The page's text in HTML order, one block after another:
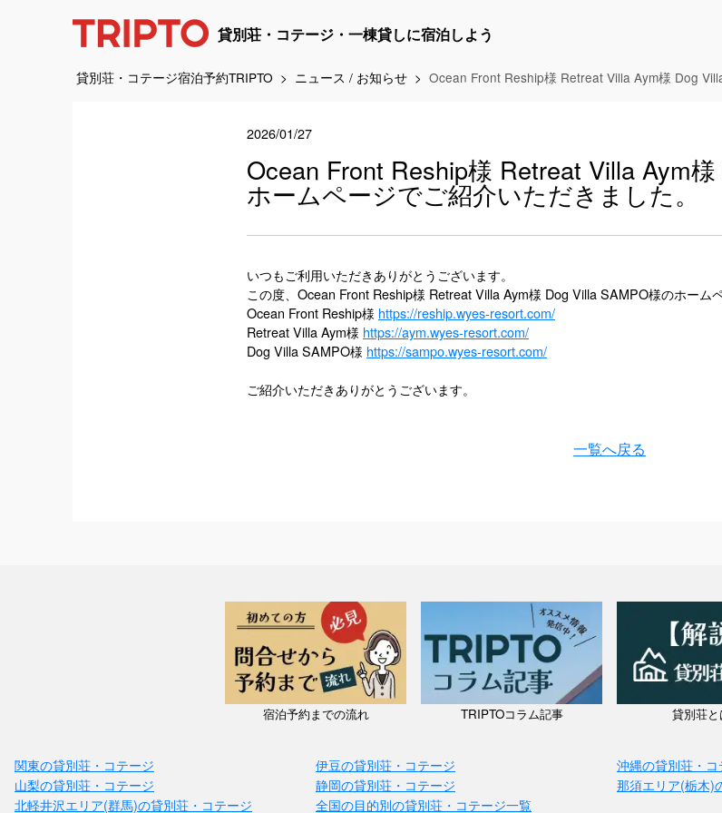
貸別荘・コテージ・一棟貸しに宿泊しよう
貸別荘・コテージ宿泊予約TRIPTO ニュース / お知らせ Ocean Front Reship様 Retreat Villa Aym様 Dog
2026/01/27
Ocean Front Reship様 Retreat Villa Aym
ホームページでご紹介いただきました。
いつもご利用いただきありがとうございます。
この度、Ocean Front Reship様 Retreat Villa Aym様 Dog Villa SAMPO様のホーム
Ocean Front Reship様 https://reship.wyes-resort.com/
Retreat Villa Aym様 https://aym.wyes-resort.com/
Dog Villa SAMPO様 https://sampo.wyes-resort.com/
ご紹介いただきありがとうございます。
一覧へ戻る
宿泊予約までの流れ TRIPTOコラム記事 貸別荘と
関東の貸別荘・コテージ 伊豆の貸別荘・コテージ 沖縄の貸別荘・コ
山梨の貸別荘・コテージ
静岡の貸別荘・コテージ 那須エリア(栃木)
北軽井沢エリア(群馬)の貸別荘・コテージ
全国の目的別の貸別荘・コテージ一覧